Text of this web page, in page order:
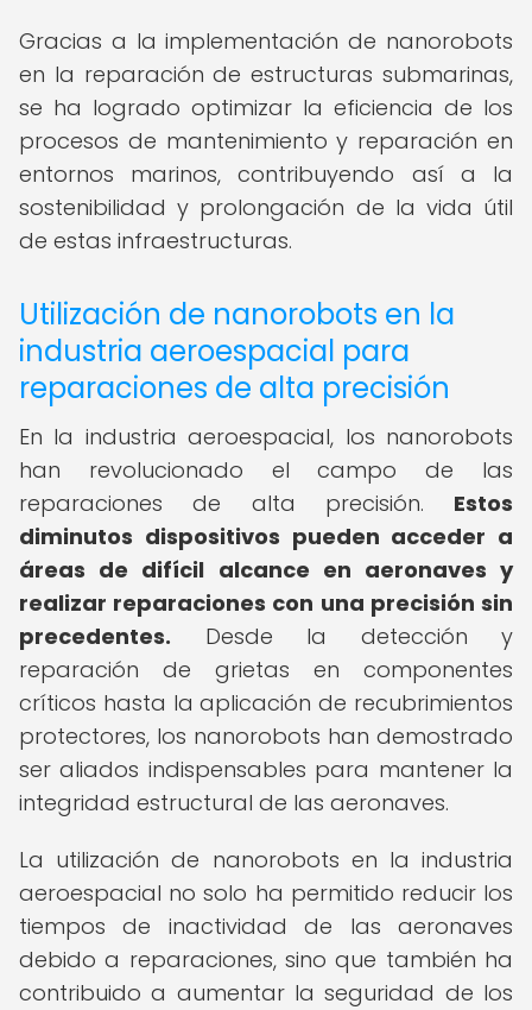
Gracias a la implementación de nanorobots
en la reparación de estructuras submarinas,
se ha logrado optimizar la eficiencia de los
procesos de mantenimiento y reparación en
entornos marinos, contribuyendo así a la
sostenibilidad y prolongación de la vida útil
de estas infraestructuras.
Utilización de nanorobots en la
industria aeroespacial para
reparaciones de alta precisión
En la industria aeroespacial, los nanorobots
han revolucionado el campo de las
reparaciones de alta precisión. Estos
diminutos dispositivos pueden acceder a
áreas de difícil alcance en aeronaves y
realizar reparaciones con una precisión sin
precedentes. Desde la detección y
reparación de grietas en componentes
críticos hasta la aplicación de recubrimientos
protectores, los nanorobots han demostrado
ser aliados indispensables para mantener la
integridad estructural de las aeronaves.
La utilización de nanorobots en la industria
aeroespacial no solo ha permitido reducir los
tiempos de inactividad de las aeronaves
debido a reparaciones, sino que también ha
contribuido a aumentar la seguridad de los